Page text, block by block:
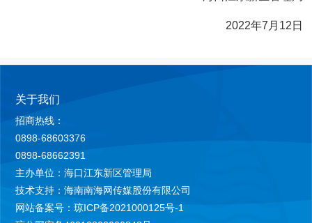
2022年7月12日
关于我们
招商热线：
0898-68603376
0898-68662391
主办单位：海口江东新区管理局
技术支持：海南南海网传媒股份有限公司
网站备案号：琼ICP备2021000125号-1